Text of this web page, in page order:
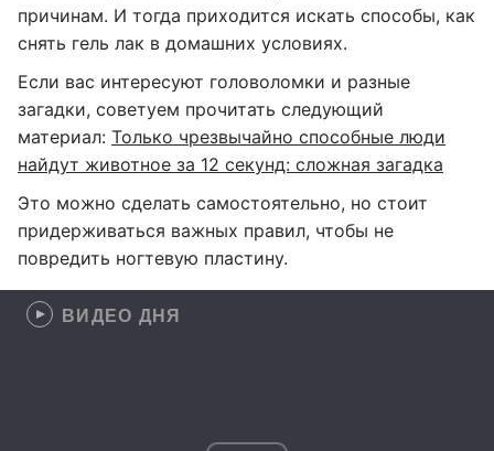
причинам. И тогда приходится искать способы, как
снять гель лак в домашних условиях.
Если вас интересуют головоломки и разные
загадки, советуем прочитать следующий
материал: Только чрезвычайно способные люди
найдут животное за 12 секунд: сложная загадка
Это можно сделать самостоятельно, но стоит
придерживаться важных правил, чтобы не
повредить ногтевую пластину.
ВИДЕО ДНЯ